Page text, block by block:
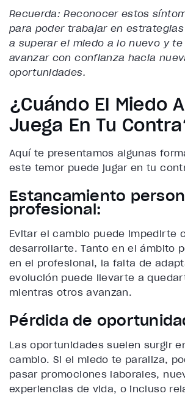
Recuerda: Reconocer estos
para poder trabajar en
a superar el miedo a lo nuevo y
avanzar con confianza hacia
oportunidades.
¿Cuándo El Miedo
Juega En Tu
Aquí te presentamos algunas
este temor puede jugar en tu
Estancamiento
profesional:
Evitar el cambio puede impedirte
desarrollarte. Tanto en el ámbito
en el profesional, la falta de
evolución puede llevarte a
mientras otros avanzan.
Pérdida de
Las oportunidades suelen surgir
cambio. Si el miedo te paraliza,
pasar promociones laborales,
experiencias de vida, o incluso